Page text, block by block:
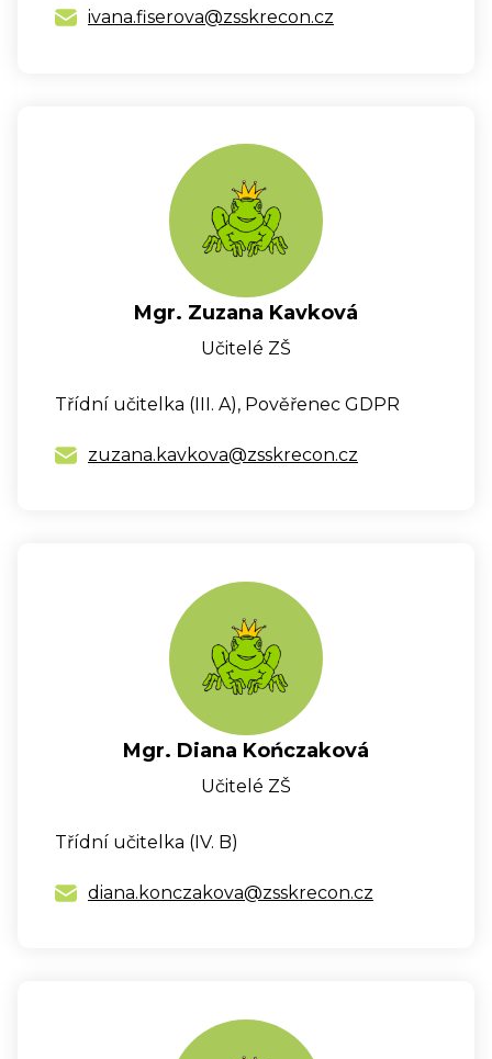
ivana.fiserova@zsskrecon.cz
Mgr. Zuzana Kavková
Učitelé ZŠ
Třídní učitelka (III. A), Pověřenec GDPR
zuzana.kavkova@zsskrecon.cz
Mgr. Diana Kończaková
Učitelé ZŠ
Třídní učitelka (IV. B)
diana.konczakova@zsskrecon.cz